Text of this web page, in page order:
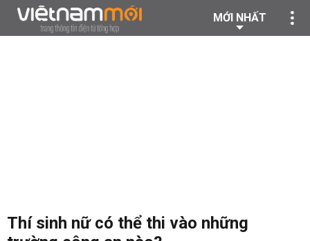
MỚI NHẤT
Thí sinh nữ có thể thi vào những